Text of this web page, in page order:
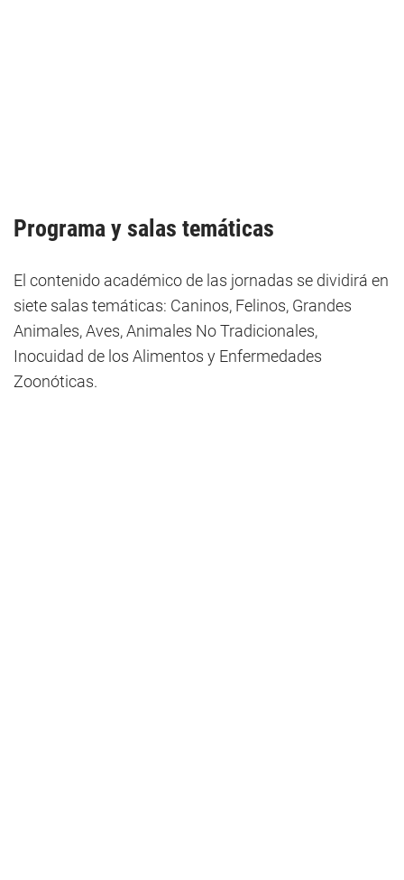
Programa y salas temáticas
El contenido académico de las jornadas se dividirá en
siete salas temáticas: Caninos, Felinos, Grandes
Animales, Aves, Animales No Tradicionales,
Inocuidad de los Alimentos y Enfermedades
Zoonóticas.